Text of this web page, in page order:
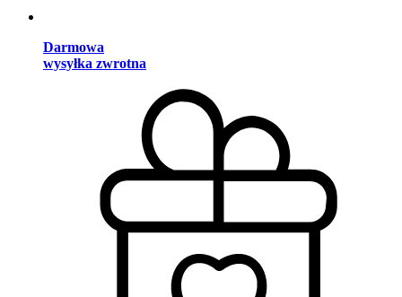
Darmowa
wysyłka zwrotna